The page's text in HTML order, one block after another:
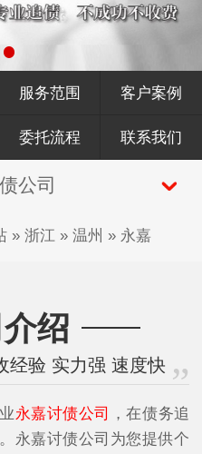
服务范围 客户案例
委托流程 联系我们
公司
» 浙江 » 温州 » 永嘉
绍
经验 实力强 速度快
永嘉讨债公司
，在债务追
永嘉讨债公司为您提供个